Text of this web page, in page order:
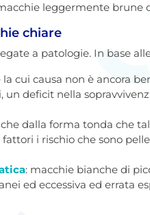
leggermente brune
chiare
a patologie. In base
cui causa non è ancora
deficit nella
dalla forma tonda che
i rischio che sono
: macchie bianche di
ed eccessiva ed errata